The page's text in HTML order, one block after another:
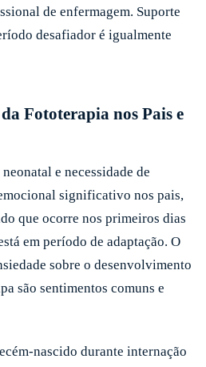
de enfermagem. Suporte
desafiador é igualmente
Fototerapia nos Pais e
e necessidade de
significativo nos pais,
que ocorre nos primeiros dias
em período de adaptação. O
sobre o desenvolvimento
são sentimentos comuns e
nascido durante internação